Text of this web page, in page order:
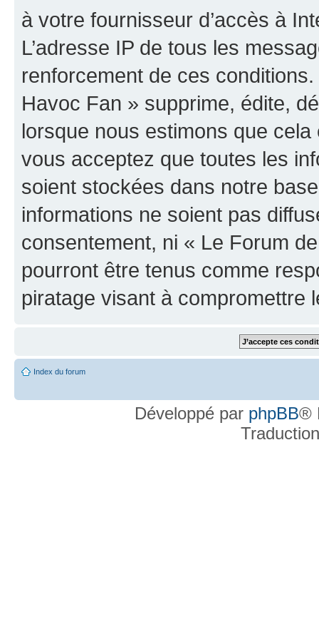
à votre fournisseur d’accès à
L’adresse IP de tous les
renforcement de ces
Havoc Fan » supprime, édite,
lorsque nous estimons que cela
vous acceptez que toutes les
soient stockées dans notre
informations ne soient pas
consentement, ni « Le Forum
pourront être tenus comme
piratage visant à compromettre
Index du forum
Développé par phpBB®